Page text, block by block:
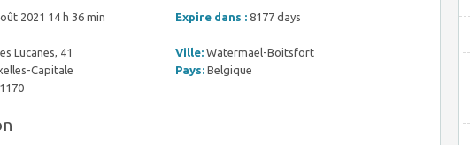
2021 14 h 36 min Expire dans : 8177 days
Lucanes, 41 Ville: Watermael-Boitsfort
Capitale Pays: Belgique
1170